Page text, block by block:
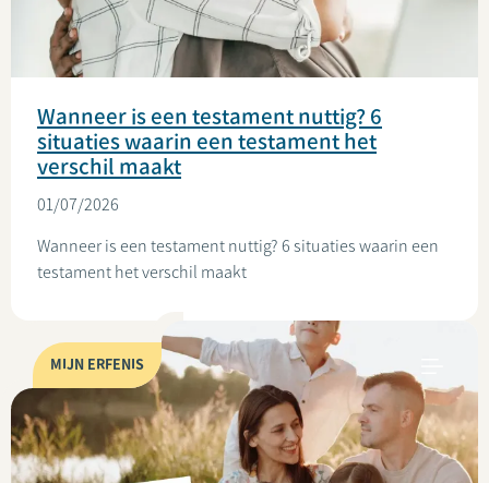
Wanneer is een testament nuttig? 6
situaties waarin een testament het
verschil maakt
01/07/2026
Wanneer is een testament nuttig? 6 situaties waarin een
testament het verschil maakt
MIJN ERFENIS